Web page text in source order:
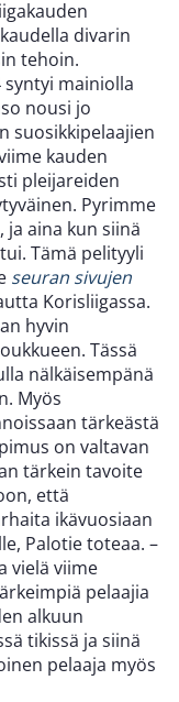
divarin
tehoin.
mainiolla
nousi jo
suosikkipelaajien
kauden
pleijareiden
Pyrimme
aina kun siinä
Tämä pelityyli
seuran sivujen
Korisliigassa.
hyvin
Tässä
nälkäisempänä
Myös
tärkeästä
on valtavan
tärkein tavoite
että
ikävuosiaan
Palotie toteaa. –
vielä viime
pelaajia
alkuun
tikissä ja siinä
pelaaja myös